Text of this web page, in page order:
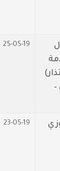
–
25-05-19
23-05-19